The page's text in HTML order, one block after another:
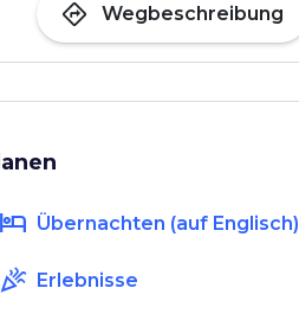
directions Wegbeschreibung
hotel Übernachten (auf Englisch)
celebration Erlebnisse